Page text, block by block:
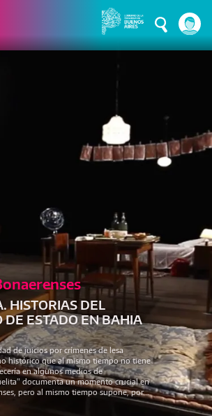
principal
HISTORIAS DEL
DE ESTADO EN BAHIA
de juicios por crímenes de lesa
histórico que al mismo tiempo no tiene
en algunos medios de
documenta un momento crucial en
pero al mismo tiempo supone, por...